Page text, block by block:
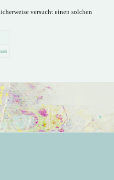
versucht einen solchen